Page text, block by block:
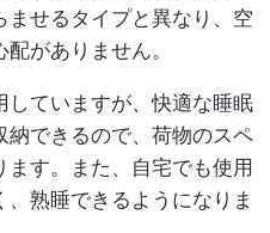
ませるタイプと異なり、空
がありません。
ていますが、快適な睡眠
納できるので、荷物のスペ
す。また、自宅でも使用
熟睡できるようになりま